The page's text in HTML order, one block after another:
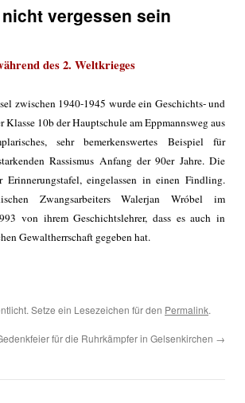
vergessen sein
des 2. Weltkrieges
zwischen 1940-1945 wurde ein Geschichts- und
10b der Hauptschule am Eppmannsweg aus
sehr bemerkenswertes Beispiel für
Rassismus Anfang der 90er Jahre. Die
eingelassen in einen Findling.
Zwangsarbeiters Walerjan Wróbel im
von ihrem Geschichtslehrer, dass es auch in
Gewaltherrschaft gegeben hat.
Setze ein Lesezeichen für den Permalink.
für die Ruhrkämpfer in Gelsenkirchen →